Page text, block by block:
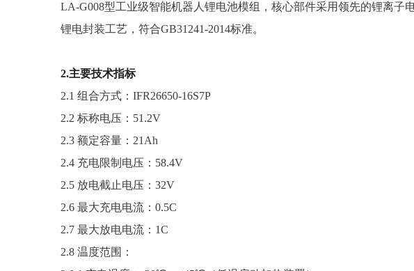
LA-G008型工业级智能机器人锂电池模组，核心部件采用领先的锂离子
锂电封装工艺，符合GB31241-2014标准。
2.主要技术指标
2.1 组合方式：IFR26650-16S7P
2.2 标称电压：51.2V
2.3 额定容量：21Ah
2.4 充电限制电压：58.4V
2.5 放电截止电压：32V
2.6 最大充电电流：0.5C
2.7 最大放电电流：1C
2.8 温度范围：